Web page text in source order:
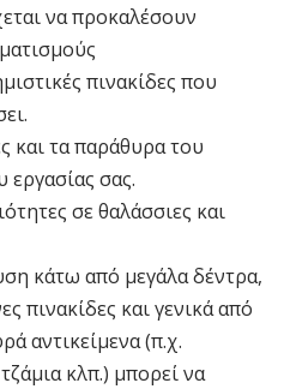
να προκαλέσουν
πινακίδες που
και τα παράθυρα του
σας.
σε θαλάσσιες και
κάτω από μεγάλα δέντρα,
πινακίδες και γενικά από
αντικείμενα (π.χ.
κλπ.) μπορεί να